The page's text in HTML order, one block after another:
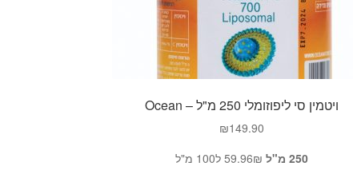
ויטמין סי ליפוזומלי 250 מ"ל – Ocean
₪149.90
250 מ"ל
59.96₪ ל100 מ"ל